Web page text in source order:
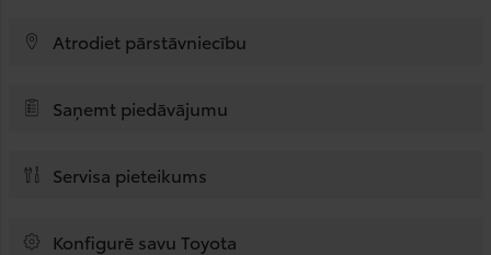
Atrodiet pārstāvniecību
Saņemt piedāvājumu
Servisa pieteikums
Konfigurē savu Toyota